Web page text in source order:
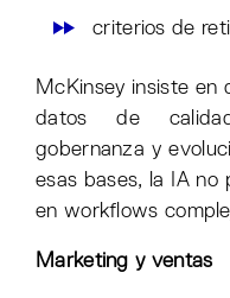
criterios de
McKinsey insiste en
datos de
gobernanza y
esas bases, la IA
en workflows
Marketing y ventas